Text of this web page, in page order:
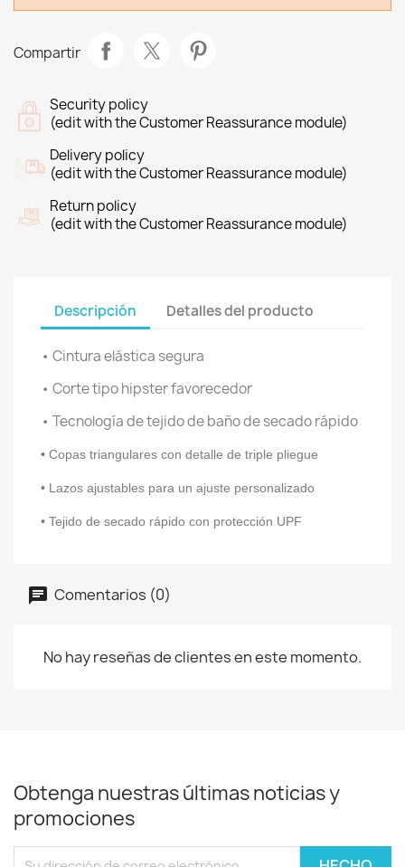
Compartir
Security policy
(edit with the Customer Reassurance module)
Delivery policy
(edit with the Customer Reassurance module)
Return policy
(edit with the Customer Reassurance module)
Descripción Detalles del producto
• Cintura elástica segura
• Corte tipo hipster favorecedor
• Tecnología de tejido de baño de secado rápido
• Copas triangulares con detalle de triple pliegue
• Lazos ajustables para un ajuste personalizado
• Tejido de secado rápido con protección UPF
Comentarios (0)
No hay reseñas de clientes en este momento.
Obtenga nuestras últimas noticias y
promociones